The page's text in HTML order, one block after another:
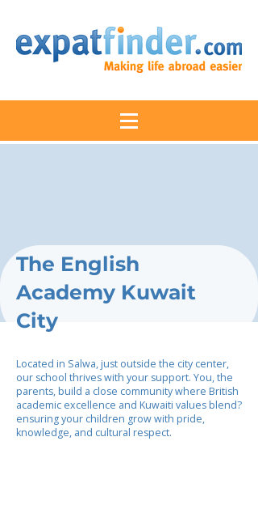
The English
Academy Kuwait
City
Located in Salwa, just outside the city center,
our school thrives with your support. You, the
parents, build a close community where British
academic excellence and Kuwaiti values blend?
ensuring your children grow with pride,
knowledge, and cultural respect.